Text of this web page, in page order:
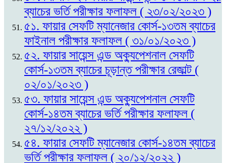
ব্যাচের ভর্তি পরীক্ষার ফলাফল ( ২৩/০২/২০২৩ )
৫১. ফায়ার সেফটি ম্যানেজার কোর্স-১৩তম ব্যাচের
ফাইনাল পরীক্ষার ফলাফল ( ৩১/০১/২০২৩ )
৫২. ফায়ার সায়েন্স এন্ড অক্যুপেশনাল সেফটি
কোর্স-১৩তম ব্যাচের চূড়ান্ত পরীক্ষার রেজাল্ট (
০২/০১/২০২৩ )
৫৩. ফায়ার সায়েন্স এন্ড অক্যুপেশনাল সেফটি
কোর্স-১৪তম ব্যাচের ভর্তি পরীক্ষার ফলাফল (
২৭/১২/২০২২ )
৫৪. ফায়ার সেফটি ম্যানেজার কোর্স-১৪তম ব্যাচের
ভর্তি পরীক্ষার ফলাফল ( ২০/১২/২০২২ )